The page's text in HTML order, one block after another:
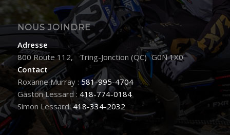
NOUS JOINDRE
Adresse
800 Route 112, Tring-Jonction (QC) G0N 1X0
Contact
Roxanne Murray :581-995-4704
Gaston Lessard : 418-774-0184
Simon Lessard:418-334-2032